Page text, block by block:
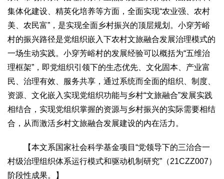
集体化建设、精英化培养等方面，全面实现“农业强、农村
美、农民富”，是实现全面乡村振兴的顶层规划。小穿芳峪
村的振兴路径是党组织嵌入下农村文旅融合发展治理模式的
一场生动实践。小穿芳峪村的发展经验可以概括为“五维治
理框架”，即党组织引领下的生态优先、文化固本、产业富
民、治理有效、服务共享，通过系统而全面的组织、制度、
资源、文化嵌入实现党组织功能与乡村“文旅融合”发展实践
相结合，实现党组织掌握的资源与乡村振兴的实际需要相结
合，从而激活乡村文旅融合发展建设的内在活力。
【本文系国家社会科学基金项目“党领导下的三治合一
村级治理组织体系运行模式和驱动机制研究”（21CZZ007）
阶段性成果。】